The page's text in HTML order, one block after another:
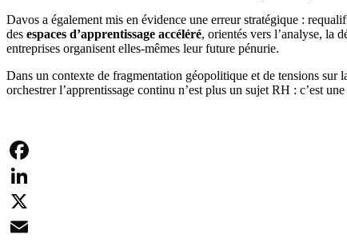
Davos a également mis en évidence une erreur stratégique :
des espaces d’apprentissage accéléré, orientés vers l’analyse, la
entreprises organisent elles-mêmes leur future pénurie.
Dans un contexte de fragmentation géopolitique et de tensions
orchestrer l’apprentissage continu n’est plus un sujet RH : c’est
Facebook
LinkedIn
X